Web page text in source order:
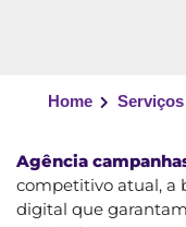
Home Serviços
Agência
competitivo atual, a
digital que